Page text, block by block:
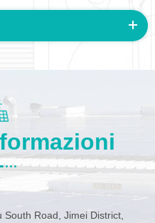
Road, Jimei District,